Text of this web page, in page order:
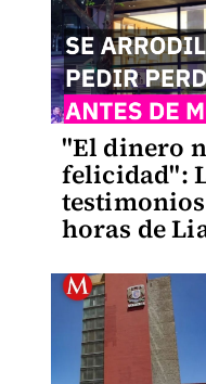
"El dinero
felicidad":
horas de